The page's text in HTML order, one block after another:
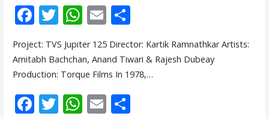
F
ac
e
b
o
o
T
w
itt
er
W
h
at
s
A
p
E
m
ai
l
S
ar
e
Project: TVS Jupiter 125 Director: Kartik Ramnathkar Artists:
Amitabh Bachchan, Anand Tiwari & Rajesh Dubeay
Production: Torque Films In 1978,…
F T W E S